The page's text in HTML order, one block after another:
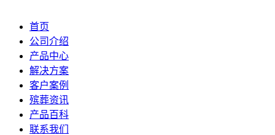
首页
公司介绍
产品中心
解决方案
客户案例
殡葬资讯
产品百科
联系我们